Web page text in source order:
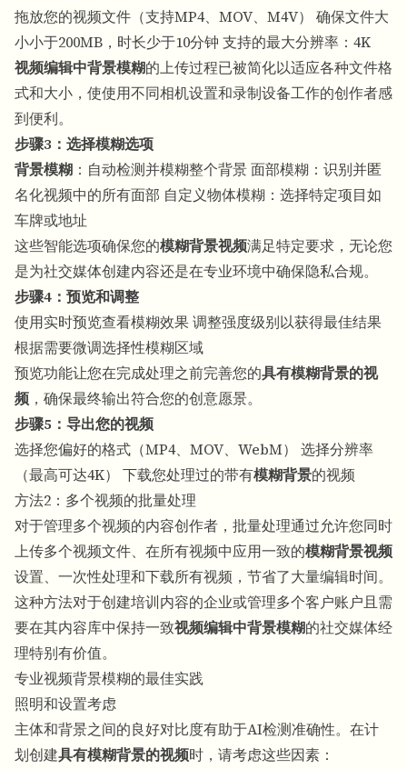
拖放您的视频文件（支持MP4、MOV、M4V） 确保文件大
小小于200MB，时长少于10分钟 支持的最大分辨率：4K
视频编辑中背景模糊的上传过程已被简化以适应各种文件格
式和大小，使使用不同相机设置和录制设备工作的创作者感
到便利。
步骤3：选择模糊选项
背景模糊 ：自动检测并模糊整个背景 面部模糊：识别并匿
名化视频中的所有面部 自定义物体模糊：选择特定项目如
车牌或地址
这些智能选项确保您的模糊背景视频满足特定要求，无论您
是为社交媒体创建内容还是在专业环境中确保隐私合规。
步骤4：预览和调整
使用实时预览查看模糊效果 调整强度级别以获得最佳结果
根据需要微调选择性模糊区域
预览功能让您在完成处理之前完善您的具有模糊背景的视
频 ，确保最终输出符合您的创意愿景。
步骤5：导出您的视频
选择您偏好的格式（MP4、MOV、WebM） 选择分辨率
（最高可达4K） 下载您处理过的带有模糊背景的视频
方法2：多个视频的批量处理
对于管理多个视频的内容创作者，批量处理通过允许您同时
上传多个视频文件、在所有视频中应用一致的模糊背景视频
设置、一次性处理和下载所有视频，节省了大量编辑时间。
这种方法对于创建培训内容的企业或管理多个客户账户且需
要在其内容库中保持一致视频编辑中背景模糊的社交媒体经
理特别有价值。
专业视频背景模糊的最佳实践
照明和设置考虑
主体和背景之间的良好对比度有助于AI检测准确性。在计
划创建具有模糊背景的视频时，请考虑这些因素：